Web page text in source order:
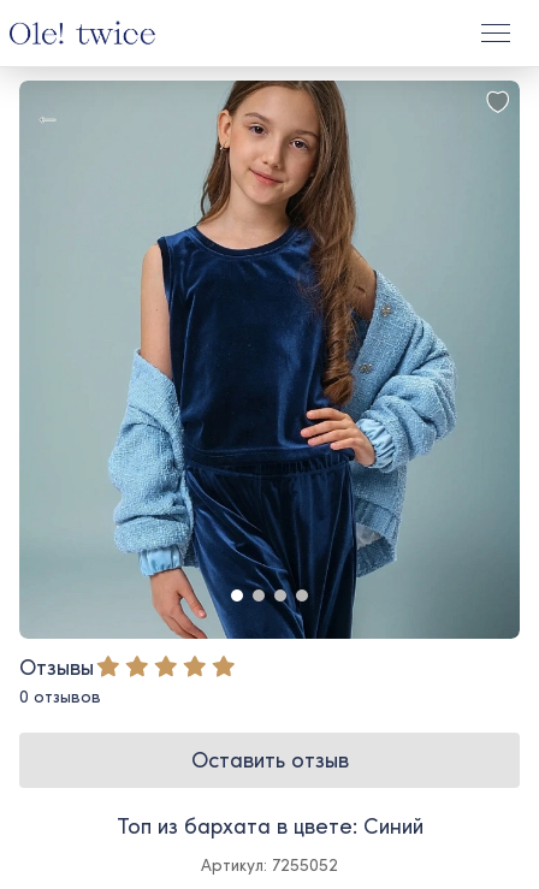
Отзывы
0 отзывов
Оставить отзыв
Топ из бархата в цвете: Синий
Артикул: 7255052